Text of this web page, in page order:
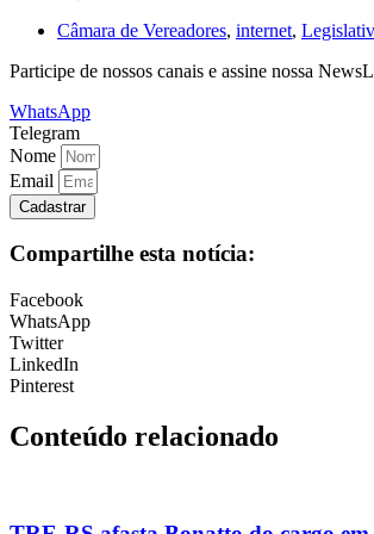
Câmara de Vereadores, internet,
Participe de nossos canais e assine nossa
WhatsApp
Telegram
Nome
Email
Cadastrar
Compartilhe esta notícia:
Facebook
WhatsApp
Twitter
LinkedIn
Pinterest
Conteúdo relacionado